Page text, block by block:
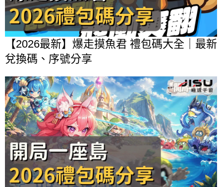
【2026最新】爆走摸魚君 禮包碼大全｜最新
兌換碼、序號分享